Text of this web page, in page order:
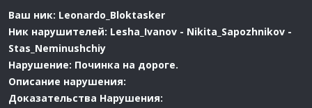
Ваш ник: Leonardo_Bloktasker
Ник нарушителей: Lesha_Ivanov - Nikita_Sapozhnikov -
Stas_Neminushchiy
Нарушение: Починка на дороге.
Описание нарушения:
Доказательства Нарушения: